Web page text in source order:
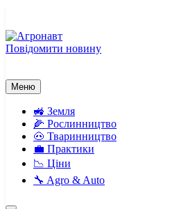
вмісту
Повідомити новину
Меню
🚜 Земля
🌽 Рослинництво
🐽 Тваринництво
💼 Практики
📉 Ціни
🔧 Agro & Auto